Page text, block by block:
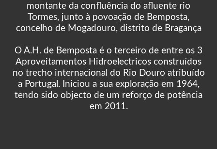
montante da confluência do afluente rio
Tormes, junto à povoação de Bemposta,
concelho de Mogadouro, distrito de Bragança
O A.H. de Bemposta é o terceiro de entre os 3
Aproveitamentos Hidroelectricos construídos
no trecho internacional do Rio Douro atribuído
a Portugal. Iniciou a sua exploração em 1964,
tendo sido objecto de um reforço de potência
em 2011.